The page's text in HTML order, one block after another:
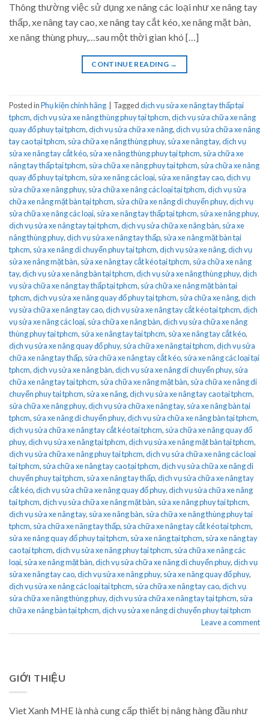
Thông thường việc sử dụng xe nâng các loại như xe nâng tay
thấp, xe nâng tay cao, xe nâng tay cắt kéo, xe nâng mặt bàn,
xe nâng thùng phuy,…sau một thời gian khó […]
CONTINUE READING →
Posted inPhụ kiện chính hãng Taggeddịch vụ sửa xe nâng tay thấp tại
tphcm,dịch vụ sửa xe nâng thùng phuy tại tphcm,dịch vụ sửa chữa xe nâng
quay đổ phuy tại tphcm,dịch vụ sửa chữa xe nâng,dịch vụ sửa chữa xe nâng
tay cao tại tphcm, sửa chữa xe nâng thùng phuy, sửa xe nâng tay,dịch vụ
sửa xe nâng tay cắt kéo, sửa xe nâng thùng phuy tại tphcm, sửa chữa xe
nâng tay thấp tại tphcm, sửa chữa xe nâng phuy tại tphcm, sửa chữa xe nâng
quay đổ phuy tại tphcm, sửa xe nâng các loại, sửa xe nâng tay cao,dịch vụ
sửa chữa xe nâng phuy, sửa chữa xe nâng các loại tại tphcm,dịch vụ sửa
chữa xe nâng mặt bàn tại tphcm, sửa chữa xe nâng di chuyển phuy,dịch vụ
sửa chữa xe nâng các loại, sửa xe nâng tay thấp tại tphcm, sửa xe nâng phuy,
dịch vụ sửa xe nâng tay tại tphcm,dịch vụ sửa chữa xe nâng bàn, sửa xe
nâng thùng phuy,dịch vụ sửa xe nâng tay thấp, sửa xe nâng mặt bàn tại
tphcm, sửa xe nâng di chuyển phuy tại tphcm,dịch vụ sửa xe nâng,dịch vụ
sửa xe nâng mặt bàn, sửa xe nâng tay cắt kéo tại tphcm, sửa chữa xe nâng
tay,dịch vụ sửa xe nâng bàn tại tphcm,dịch vụ sửa xe nâng thùng phuy,dịch
vụ sửa chữa xe nâng tay thấp tại tphcm, sửa chữa xe nâng mặt bàn tại
tphcm,dịch vụ sửa xe nâng quay đổ phuy tại tphcm, sửa chữa xe nâng,dịch
vụ sửa chữa xe nâng tay cao,dịch vụ sửa xe nâng tay cắt kéo tại tphcm,dịch
vụ sửa xe nâng các loại, sửa chữa xe nâng bàn,dịch vụ sửa chữa xe nâng
thùng phuy tại tphcm, sửa xe nâng tay tại tphcm, sửa xe nâng tay cắt kéo,
dịch vụ sửa xe nâng quay đổ phuy, sửa chữa xe nâng tại tphcm,dịch vụ sửa
chữa xe nâng tay thấp, sửa chữa xe nâng tay cắt kéo, sửa xe nâng các loại tại
tphcm,dịch vụ sửa xe nâng bàn,dịch vụ sửa xe nâng di chuyển phuy, sửa
chữa xe nâng tay tại tphcm, sửa chữa xe nâng mặt bàn, sửa chữa xe nâng di
chuyển phuy tại tphcm, sửa xe nâng,dịch vụ sửa xe nâng tay cao tại tphcm,
sửa chữa xe nâng phuy,dịch vụ sửa chữa xe nâng tay, sửa xe nâng bàn tại
tphcm, sửa xe nâng di chuyển phuy,dịch vụ sửa chữa xe nâng bàn tại tphcm,
dịch vụ sửa chữa xe nâng tay cắt kéo tại tphcm, sửa chữa xe nâng quay đổ
phuy,dịch vụ sửa xe nâng tại tphcm,dịch vụ sửa xe nâng mặt bàn tại tphcm,
dịch vụ sửa chữa xe nâng phuy tại tphcm,dịch vụ sửa chữa xe nâng các loại
tại tphcm, sửa chữa xe nâng tay cao tại tphcm,dịch vụ sửa chữa xe nâng di
chuyển phuy tại tphcm, sửa xe nâng tay thấp,dịch vụ sửa chữa xe nâng tay
cắt kéo,dịch vụ sửa chữa xe nâng quay đổ phuy,dịch vụ sửa chữa xe nâng
tại tphcm,dịch vụ sửa chữa xe nâng mặt bàn, sửa xe nâng phuy tại tphcm,
dịch vụ sửa xe nâng tay, sửa xe nâng bàn, sửa chữa xe nâng thùng phuy tại
tphcm, sửa chữa xe nâng tay thấp, sửa chữa xe nâng tay cắt kéo tại tphcm,
sửa xe nâng quay đổ phuy tại tphcm, sửa xe nâng tại tphcm, sửa xe nâng tay
cao tại tphcm,dịch vụ sửa xe nâng phuy tại tphcm, sửa chữa xe nâng các
loại, sửa xe nâng mặt bàn,dịch vụ sửa chữa xe nâng di chuyển phuy,dịch vụ
sửa xe nâng tay cao,dịch vụ sửa xe nâng phuy, sửa xe nâng quay đổ phuy,
dịch vụ sửa xe nâng các loại tại tphcm, sửa chữa xe nâng tay cao,dịch vụ
sửa chữa xe nâng thùng phuy,dịch vụ sửa chữa xe nâng tay tại tphcm, sửa
chữa xe nâng bàn tại tphcm,dịch vụ sửa xe nâng di chuyển phuy tại tphcm
Leave a comment
GIỚI THIỆU
Viet Xanh MHE là nhà cung cấp thiết bị nâng hàng đầu như